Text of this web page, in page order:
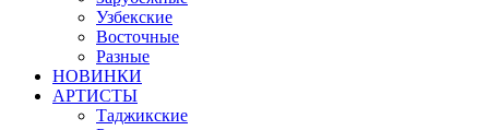
Узбекские
Восточные
Разные
НОВИНКИ
АРТИСТЫ
Таджикские